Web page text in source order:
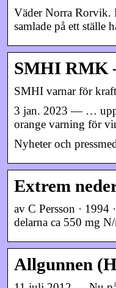
Väder Norra Rorvik.
samlade på ett ställe
SMHI RMK
SMHI varnar för
3 jan. 2023 — … upp
orange varning för
Nyheter och
Extrem
av C Persson ·
delarna ca 550 mg
Allgunnen